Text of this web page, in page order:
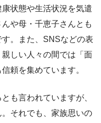
状態や生活状況を気遣
や母・千恵子さんとも
。また、SNSなどの表
しい人々の間では「面
頼を集めています。
も言われていますが、
それでも、家族思いの